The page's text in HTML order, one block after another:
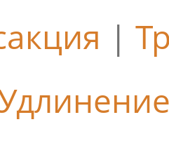
|